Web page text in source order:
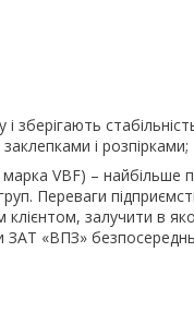
і розпірками;
VBF) – найбільше
Переваги
залучити в
ЗАТ «ВПЗ»